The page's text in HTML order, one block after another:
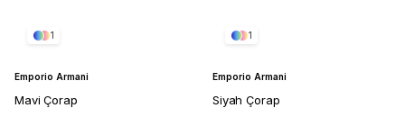
1
Emporio Armani
Mavi Çorap
1
Emporio Armani
Siyah Çorap